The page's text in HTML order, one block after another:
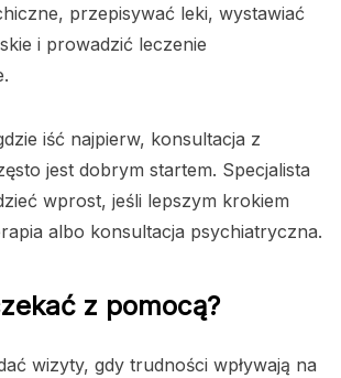
przepisywać leki, wystawiać
i prowadzić leczenie
iść najpierw, konsultacja z
jest dobrym startem. Specjalista
wprost, jeśli lepszym krokiem
albo konsultacja psychiatryczna.
z pomocą?
wizyty, gdy trudności wpływają na